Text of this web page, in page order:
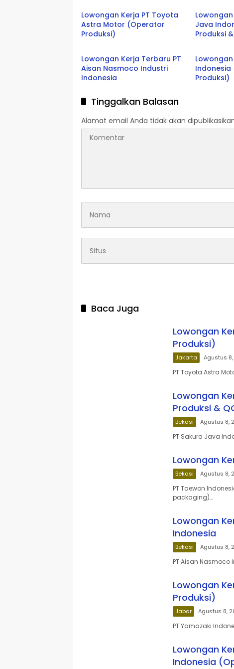
Lowongan Kerja PT Toyota
Astra Motor (Operator
Produksi)
Lowongan
Java
Produksi
Bekasi
Lowongan Kerja Terbaru PT
Aisan Nasmoco Industri
Indonesia
Jabar
Produksi)
Tinggalkan Balasan
Alamat email Anda tidak akan
Baca Juga
Lowongan
Produksi)
Jakarta Agustus
PT Toyota Astra
Lowongan
Produksi &
Bekasi Agustus 8,
PT Sakura Java
Lowongan
Bekasi Agustus 8,
PT Taewon
packaging)…
Lowongan
Indonesia
Bekasi Agustus 8,
PT Aisan
Lowongan
Produksi)
Jabar Agustus 8,
PT Yamazaki
Lowongan
Indonesia